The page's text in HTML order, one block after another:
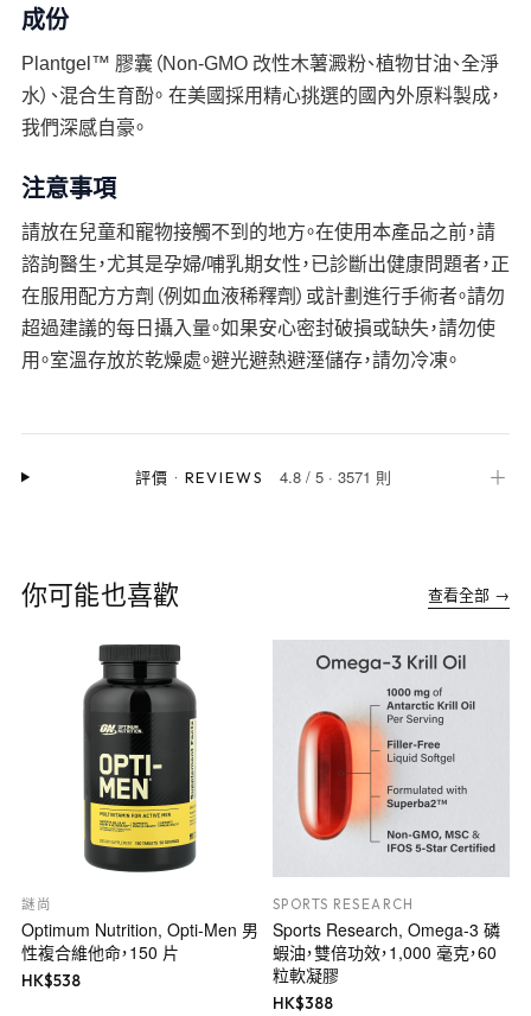
成份
Plantgel™ 膠囊（Non-GMO 改性木薯澱粉、植物甘油、全淨
水）、混合生育酚。 在美國採用精心挑選的國內外原料製成，
我們深感自豪。
注意事項
請放在兒童和寵物接觸不到的地方。在使用本產品之前，請
諮詢醫生，尤其是孕婦/哺乳期女性，已診斷出健康問題者，正
在服用配方方劑（例如血液稀釋劑）或計劃進行手術者。請勿
超過建議的每日攝入量。如果安心密封破損或缺失，請勿使
用。室溫存放於乾燥處。避光避熱避溼儲存，請勿冷凍。
評價 · REVIEWS 4.8 /5 ·3571 則 ＋
你可能也喜歡 查看全部 →
謎尚
Optimum Nutrition, Opti-Men 男
性複合維他命，150 片
HK$538
SPORTS RESEARCH
Sports Research, Omega-3 磷
蝦油，雙倍功效，1,000 毫克，60
粒軟凝膠
HK$388